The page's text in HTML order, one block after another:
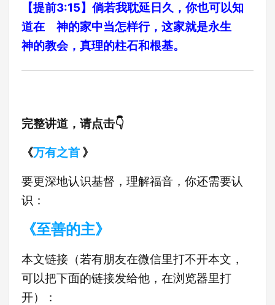
【提前3:15】倘若我耽延日久，你也可以知
道在 神的家中当怎样行，这家就是永生
神的教会，真理的柱石和根基。
完整讲道，请点击👇
《万有之首 》
要更深地认识基督，理解福音，你还需要认
识：
《至善的主》
本文链接（若有朋友在微信里打不开本文，
可以把下面的链接发给他，在浏览器里打
开）：